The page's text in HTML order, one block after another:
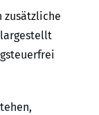
zusätzliche